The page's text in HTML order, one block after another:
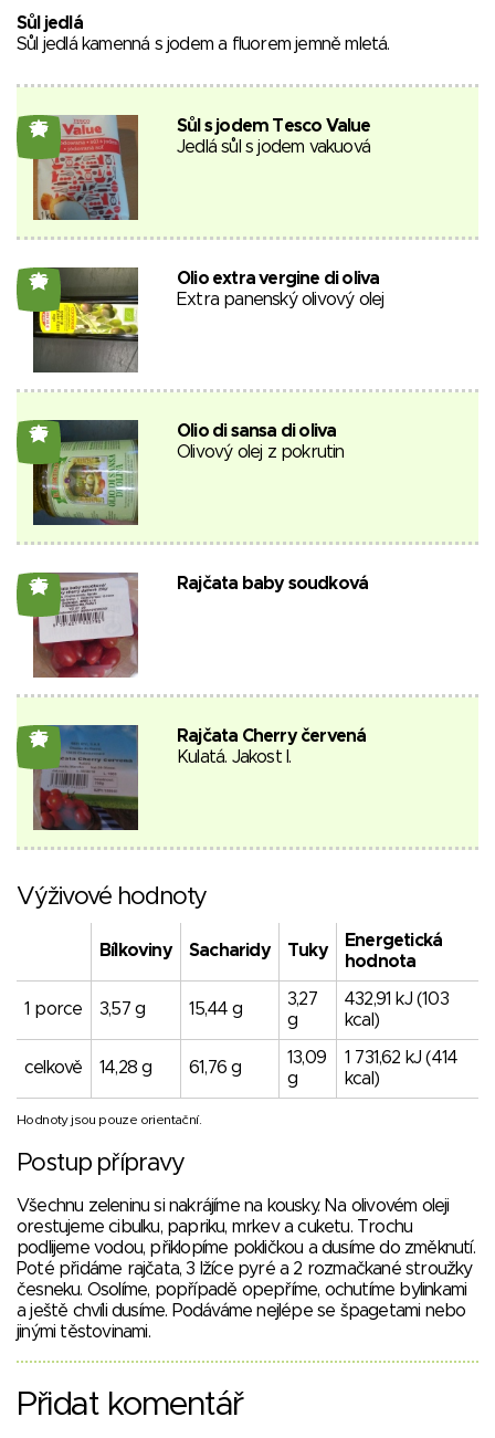
Sůl jedlá
Sůl jedlá kamenná s jodem a fluorem jemně mletá.
25
Sůl s jodem Tesco Value
Jedlá sůl s jodem vakuová
26
Olio extra vergine di oliva
Extra panenský olivový olej
25
Olio di sansa di oliva
Olivový olej z pokrutin
25 Rajčata baby soudková
25
Rajčata Cherry červená
Kulatá. Jakost I.
Výživové hodnoty
Bílkoviny Sacharidy Tuky
Energetická
hodnota
1 porce 3,57 g 15,44 g
3,27
g
432,91 kJ (103
kcal)
celkově 14,28 g 61,76 g
13,09
g
1 731,62 kJ (414
kcal)
Hodnoty jsou pouze orientační.
Postup přípravy
Všechnu zeleninu si nakrájíme na kousky. Na olivovém oleji
orestujeme cibulku, papriku, mrkev a cuketu. Trochu
podlijeme vodou, přiklopíme pokličkou a dusíme do změknutí.
Poté přidáme rajčata, 3 lžíce pyré a 2 rozmačkané stroužky
česneku. Osolíme, popřípadě opepříme, ochutíme bylinkami
a ještě chvíli dusíme. Podáváme nejlépe se špagetami nebo
jinými těstovinami.
Přidat komentář